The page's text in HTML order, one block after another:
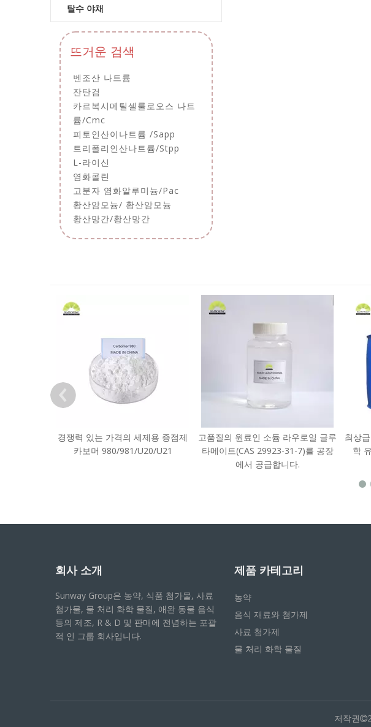
탈수 야채
뜨거운 검색
벤조산 나트륨
잔탄검
카르복시메틸셀룰로오스 나트
륨/Cmc
피토인산이나트륨 /Sapp
트리폴리인산나트륨/Stpp
L-라이신
염화콜린
고분자 염화알루미늄/Pac
황산암모늄/ 황산암모늄
황산망간/황산망간
경쟁력 있는 가격의 세제용 증점제
카보머 980/981/U20/U21
고품질의 원료인 소듐 라우로일 글루
타메이트(CAS 29923-31-7)를 공장
에서 공급합니다.
최상
학
회사 소개
Sunway Group은 농약, 식품 첨가물, 사료
첨가물, 물 처리 화학 물질, 애완 동물 음식
등의 제조, R & D 및 판매에 전념하는 포괄
적 인 그룹 회사입니다.
제품 카테고리
농약
음식 재료와 첨가제
사료 첨가제
물 처리 화학 물질
저작권